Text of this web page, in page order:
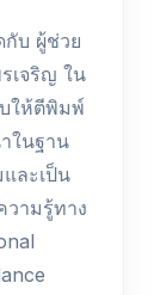
บ ผู้ช่วย
เจริญ ใน
ให้ตีพิมพ์
ในฐาน
ละเป็น
วามรู้ทาง